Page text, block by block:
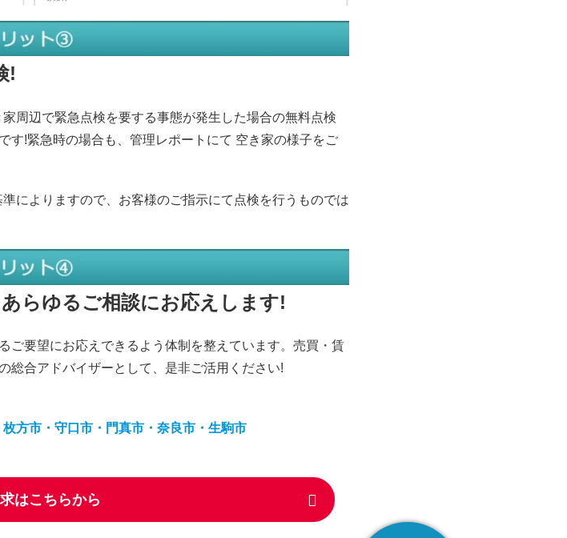
!
周辺で緊急点検を要する事態が発生した場合の無料点検
!緊急時の場合も、管理レポートにて 空き家の様子をご
によりますので、お客様のご指示にて点検を行うものでは
らゆるご相談にお応えします!
ご要望にお応えできるよう体制を整えています。売買・賃
総合アドバイザーとして、是非ご活用ください!
方市・守口市・門真市・奈良市・生駒市
はこちらから